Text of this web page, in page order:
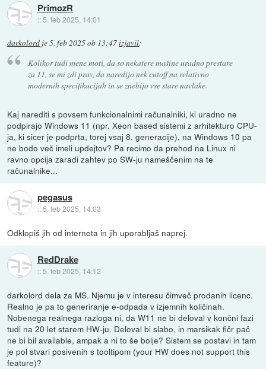
PrimozR
:: 5. feb 2025, 14:01
darkolord je5. feb 2025 ob 13:47izjavil:
Kolikor tudi mene moti, da so nekatere mašine uradno prestare
za 11, se mi zdi prav, da naredijo nek cutoff na relativno
modernih specifikacijah in se znebijo vse stare navlake.
Kaj narediti s povsem funkcionalnimi računalniki, ki uradno ne
podpirajo Windows 11 (npr. Xeon based sistemi z arhitekturo CPU-
ja, ki sicer je podprta, torej vsaj 8. generacije), na Windows 10 pa
ne bodo več imeli updejtov? Pa recimo da prehod na Linux ni
ravno opcija zaradi zahtev po SW-ju nameščenim na te
računalnike...
pegasus
::5. feb 2025, 14:03
Odklopiš jih od interneta in jih uporabljaš naprej.
RedDrake
:: 5. feb 2025, 14:12
darkolord dela za MS. Njemu je v interesu čimveč prodanih licenc.
Realno je pa to generiranje e-odpada v izjemnih količinah.
Nobenega realnega razloga ni, da W11 ne bi deloval v končni fazi
tudi na 20 let starem HW-ju. Deloval bi slabo, in marsikak fičr pač
ne bi bil available, ampak a ni to še bolje? Sistem se postavi in tam
je pol stvari posivenih s tooltipom (your HW does not support this
feature)?